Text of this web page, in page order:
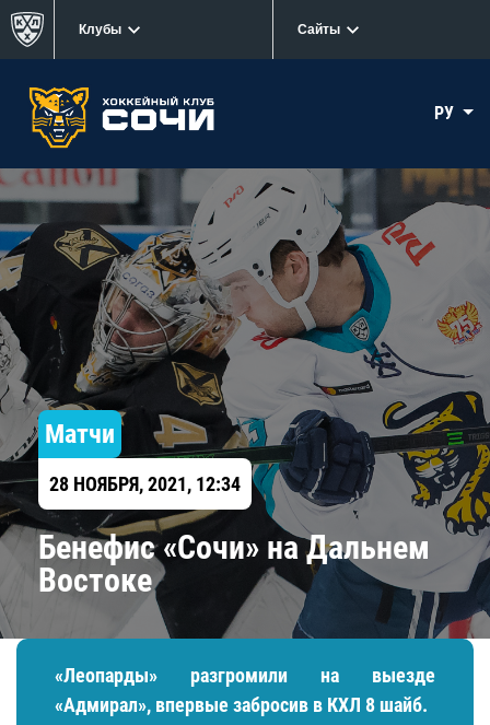
Клубы Сайты
РУ
Матчи
28 НОЯБРЯ, 2021, 12:34
Бенефис «Сочи» на Дальнем
Востоке
«Леопарды» разгромили на выезде
«Адмирал», впервые забросив в КХЛ 8 шайб.